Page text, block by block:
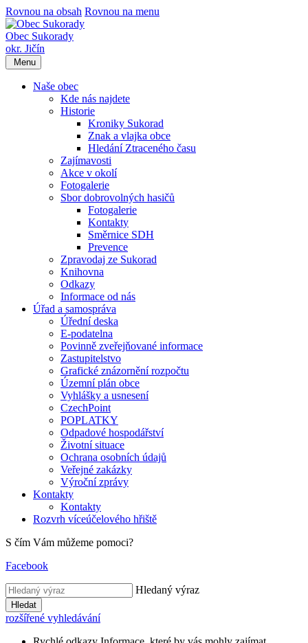
Rovnou na obsah Rovnou na menu
Obec Sukorady
okr. Jičín
Menu
Naše obec
Kde nás najdete
Historie
Kroniky Sukorad
Znak a vlajka obce
Hledání Ztraceného času
Zajímavosti
Akce v okolí
Fotogalerie
Sbor dobrovolných hasičů
Fotogalerie
Kontakty
Směrnice SDH
Prevence
Zpravodaj ze Sukorad
Knihovna
Odkazy
Informace od nás
Úřad a samospráva
Úřední deska
E-podatelna
Povinně zveřejňované informace
Zastupitelstvo
Grafické znázornění rozpočtu
Územní plán obce
Vyhlášky a usnesení
CzechPoint
POPLATKY
Odpadové hospodářství
Životní situace
Ochrana osobních údajů
Veřejné zakázky
Výroční zprávy
Kontakty
Kontakty
Rozvrh víceúčelového hřiště
S čím Vám můžeme pomoci?
Facebook
Hledaný výraz
Hledat
rozšířené vyhledávání